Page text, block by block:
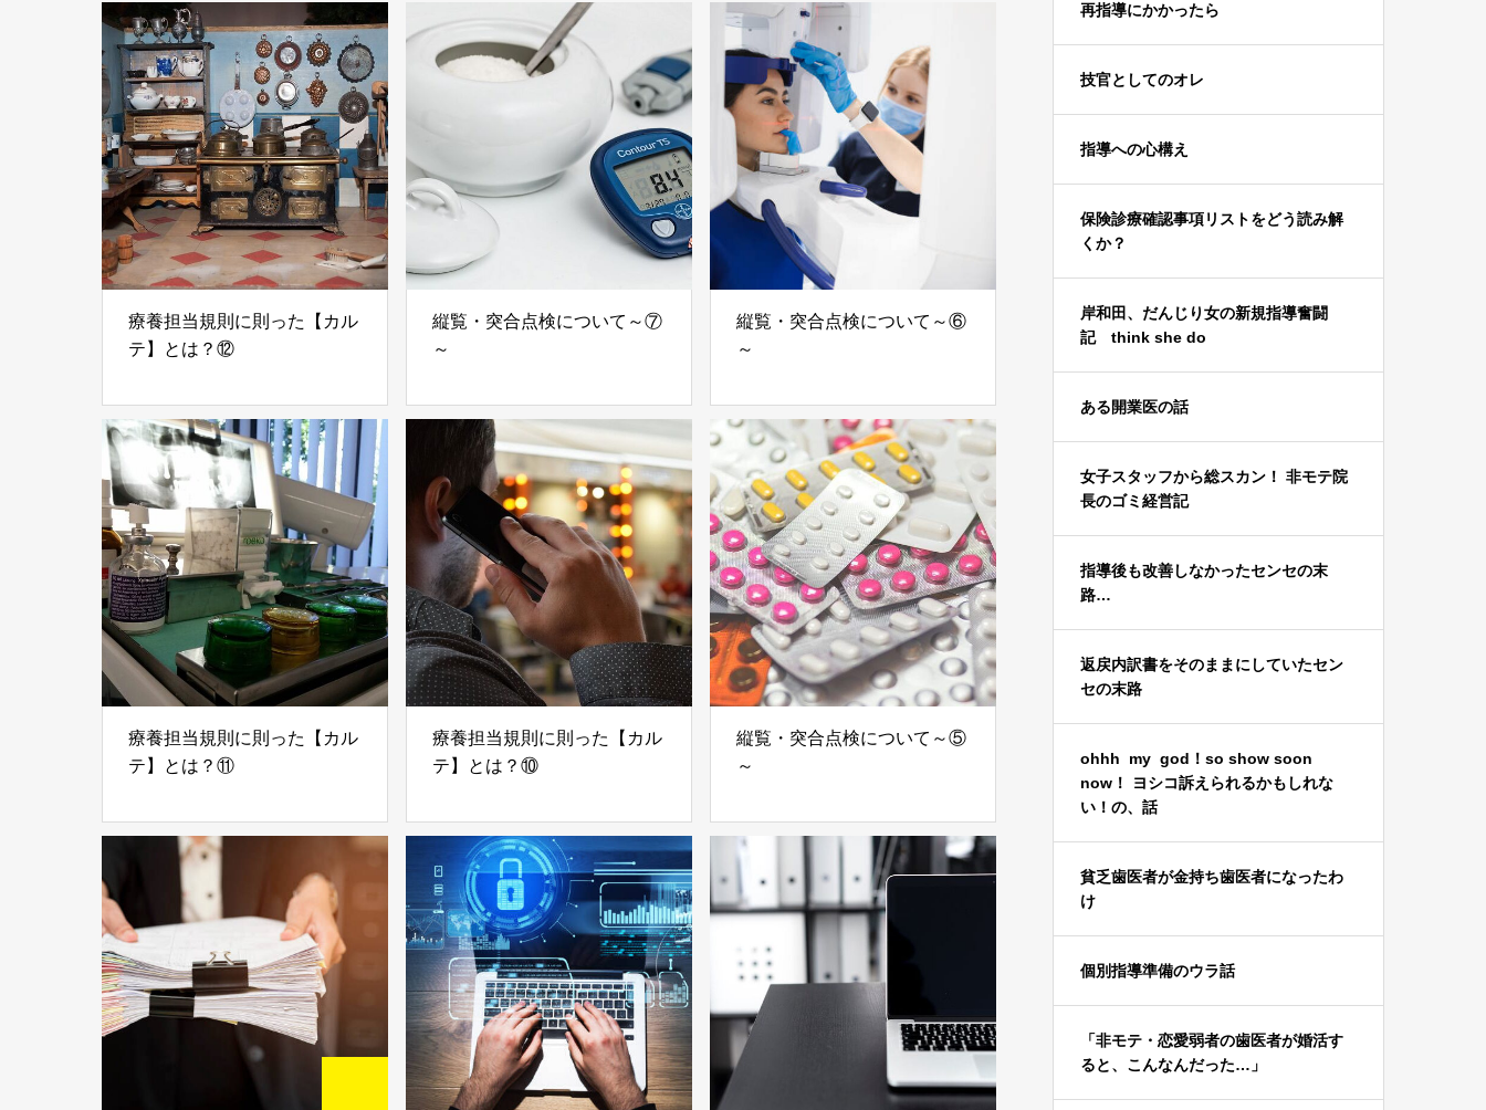
療養担当規則に則った【カル
テ】とは？⑫
縦覧・突合点検について～⑦
～
縦覧・突合点検について～⑥
～
療養担当規則に則った【カル
テ】とは？⑪
療養担当規則に則った【カル
テ】とは？⑩
縦覧・突合点検について～⑤
～
再指導にかかったら
技官としてのオレ
指導への心構え
保険診療確認事項リストをどう読み解
くか？
岸和田、だんじり女の新規指導奮闘
記 think she do
ある開業医の話
女子スタッフから総スカン！ 非モテ院
長のゴミ経営記
指導後も改善しなかったセンセの末
路…
返戻内訳書をそのままにしていたセン
セの末路
ohhh my god！so show soon
now！ ヨシコ訴えられるかもしれな
い！の、話
貧乏歯医者が金持ち歯医者になったわ
け
個別指導準備のウラ話
「非モテ・恋愛弱者の歯医者が婚活す
ると、こんなんだった…」